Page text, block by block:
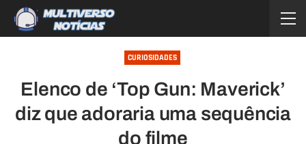
CURIOSIDADES
Elenco de ‘Top Gun: Maverick’
diz que adoraria uma sequência
do filme